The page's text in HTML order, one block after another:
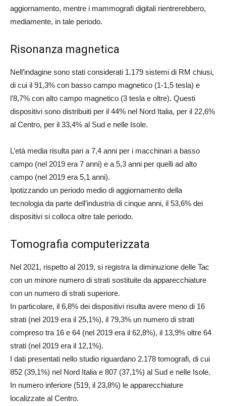
aggiornamento, mentre i mammografi digitali rientrerebbero,
mediamente, in tale periodo.
Risonanza magnetica
Nell’indagine sono stati considerati 1.179 sistemi di RM chiusi,
di cui il 91,3% con basso campo magnetico (1-1,5 tesla) e
l’8,7% con alto campo magnetico (3 tesla e oltre). Questi
dispositivi sono distribuiti per il 44% nel Nord Italia, per il 22,6%
al Centro, per il 33,4% al Sud e nelle Isole.
L’età media risulta pari a 7,4 anni per i macchinari a basso
campo (nel 2019 era 7 anni) e a 5,3 anni per quelli ad alto
campo (nel 2019 era 5,1 anni).
Ipotizzando un periodo medio di aggiornamento della
tecnologia da parte dell’industria di cinque anni, il 53,6% dei
dispositivi si colloca oltre tale periodo.
Tomografia computerizzata
Nel 2021, rispetto al 2019, si registra la diminuzione delle Tac
con un minore numero di strati sostituite da apparecchiature
con un numero di strati superiore.
In particolare, il 6,8% dei dispositivi risulta avere meno di 16
strati (nel 2019 era il 25,1%), il 79,3% un numero di strati
compreso tra 16 e 64 (nel 2019 era il 62,8%), il 13,9% oltre 64
strati (nel 2019 era il 12,1%).
I dati presentati nello studio riguardano 2.178 tomografi, di cui
852 (39,1%) nel Nord Italia e 807 (37,1%) al Sud e nelle Isole.
In numero inferiore (519, il 23,8%) le apparecchiature
localizzate al Centro.